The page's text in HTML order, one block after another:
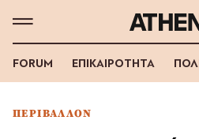
FORUM ΕΠΙΚΑΙΡΟΤΗΤΑ
ΠΕΡΙΒΑΛΛΟΝ